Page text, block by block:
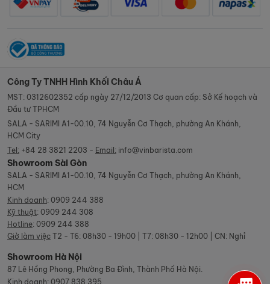
Công Ty TNHH Hình Khối Châu Á
MST: 0312602352 cấp ngày 27/12/2013 Cơ quan cấp: Sở Kế hoạch và
Đầu tư TPHCM
SALA - SARIMI A1-00.10, 74 Nguyễn Cơ Thạch, phường An Khánh,
HCM City
Tel: +84 28 3821 2203 - Email: info@vinbarista.com
Showroom Sài Gòn
SALA - SARIMI A1-00.10, 74 Nguyễn Cơ Thạch, phường An Khánh,
HCM
Kinh doanh: 0909 244 388
Kỹ thuật: 0909 244 308
Hotline: 0909 244 388
Giờ làm việc T2 - T6: 08h30 - 19h00 | T7: 08h30 - 12h00 | CN: Nghỉ
Showroom Hà Nội
87 Lê Hồng Phong, Phường Ba Đình, Thành Phố Hà Nội.
Kinh doanh: 0907 838 395